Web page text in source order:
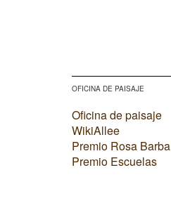
OFICINA DE PAISAJE
Oficina de paisaje
WikiAllee
Premio Rosa Barba
Premio Escuelas